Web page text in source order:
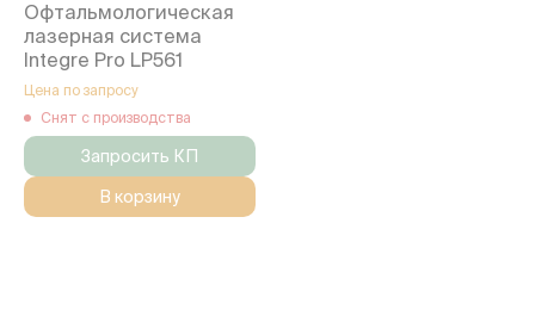
Офтальмологическая
лазерная система
Integre Pro LP561
Цена по запросу
Снят с производства
Запросить КП
В корзину